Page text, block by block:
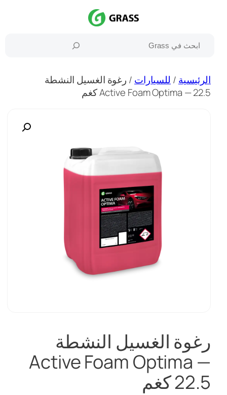
بحث
الرئيسية / للسيارات / رغوة الغسيل النشطة
Active Foam Optima — 22.5 كغم
رغوة الغسيل النشطة
Active Foam Optima —
22.5 كغم